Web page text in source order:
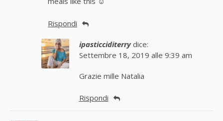
Rispondi
ipasticciditerry dice:
Settembre 18, 2019 alle 9:39 am
Grazie mille Natalia
Rispondi